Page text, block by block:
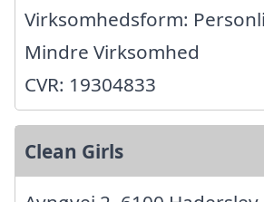
Virksomhedsform:
Mindre Virksomhed
CVR: 19304833
Clean Girls